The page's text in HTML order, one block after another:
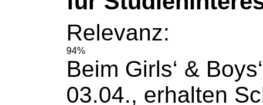
Relevanz:
94%
Beim Girls‘ &
03.04., erhalten